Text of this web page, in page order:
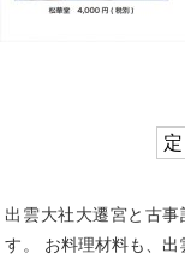
出雲大社大遷宮と古
す。 お料理材料も、出